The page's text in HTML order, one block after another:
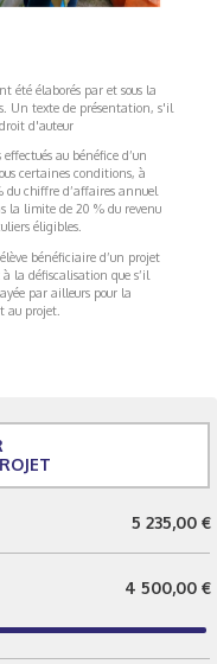
été élaborés par et sous la
Un texte de présentation, s'il
d'auteur
au bénéfice d’un
certaines conditions, à
du chiffre d’affaires annuel
la limite de 20 % du revenu
éligibles.
bénéficiaire d’un projet
la défiscalisation que s’il
par ailleurs pour la
au projet.
5 235,00 €
4 500,00 €